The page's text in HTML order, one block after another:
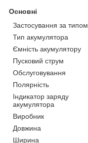
Основні
Застосування за типом
Тип акумулятора
Ємність акумулятору
Пусковий струм
Обслуговування
Полярність
Індикатор заряду
акумулятора
Виробник
Довжина
Ширина